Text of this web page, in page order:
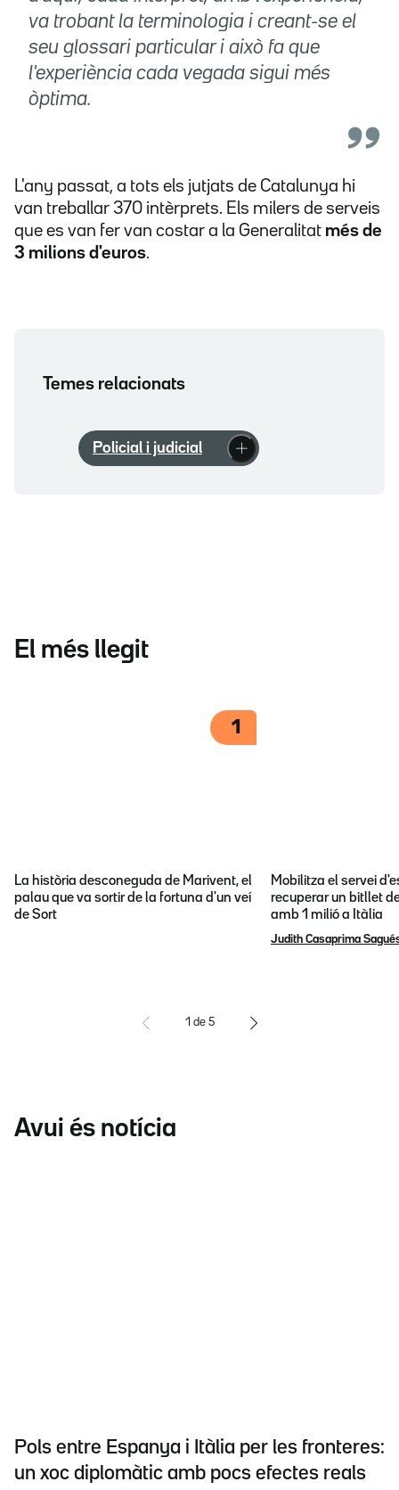
va trobant la terminologia i creant-se el
seu glossari particular i això fa que
l'experiència cada vegada sigui més
òptima.
L'any passat, a tots els jutjats de Catalunya hi
van treballar 370 intèrprets. Els milers de serveis
que es van fer van costar a la Generalitat més de
3 milions d'euros.
Temes relacionats
Policial i judicial
El més llegit
1
La història desconeguda de Marivent, el
palau que va sortir de la fortuna d'un veí
de Sort
Mobilitza el servei
recuperar un bitllet
amb 1 milió a Itàlia
Judith Casaprima
1 de 5
Avui és notícia
Pols entre Espanya i Itàlia per les fronteres:
un xoc diplomàtic amb pocs efectes reals